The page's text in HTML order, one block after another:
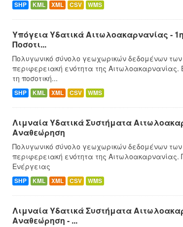
SHP KML XML CSV WMS
Υπόγεια Υδατικά Αιτωλοακαρνανίας -
Ποσοτι...
Πολυγωνικό σύνολο γεωχωρικών δεδομένων
περιφερειακή ενότητα της
τη ποσοτική...
SHP KML XML CSV WMS
Λιμναία Υδατικά Συστήματα
Αναθεώρηση
Πολυγωνικό σύνολο γεωχωρικών δεδομένων
περιφερειακή ενότητα της Αιτωλοακαρνανίας.
Ενέργειας
SHP KML XML CSV WMS
Λιμναία Υδατικά Συστήματα
Αναθεώρηση - ...